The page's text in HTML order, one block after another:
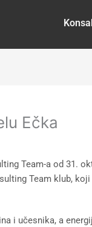
Ečka
Team-a od 31.
Team klub,
i učesnika, a